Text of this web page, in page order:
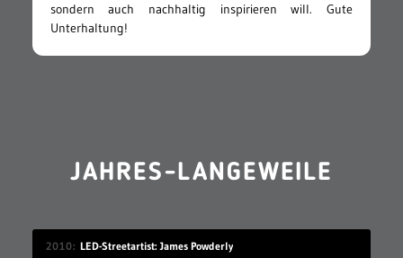
sondern auch nachhaltig inspirieren will. Gute
Unterhaltung!
JAHRES-LANGEWEILE
2010 LED-Streetartist: James Powderly